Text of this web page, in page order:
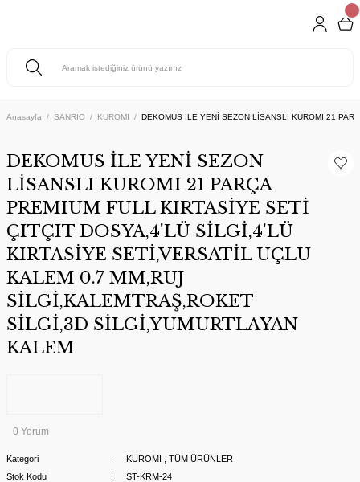
Anasayfa SANRIO KUROMI DEKOMUS İLE YENİ SEZON LİSANSLI KUROMI 21
DEKOMUS İLE YENİ SEZON
LİSANSLI KUROMI 21 PARÇA
PREMIUM FULL KIRTASİYE SETİ
ÇITÇIT DOSYA,4'LÜ SİLGİ,4'LÜ
KIRTASİYE SETİ,VERSATİL UÇLU
KALEM 0.7 MM,RUJ
SİLGİ,KALEMTRAŞ,ROKET
SİLGİ,3D SİLGİ,YUMURTLAYAN
KALEM
0 Yorum
Kategori KUROMI
TÜM ÜRÜNLER
Stok Kodu
ST-KRM-24